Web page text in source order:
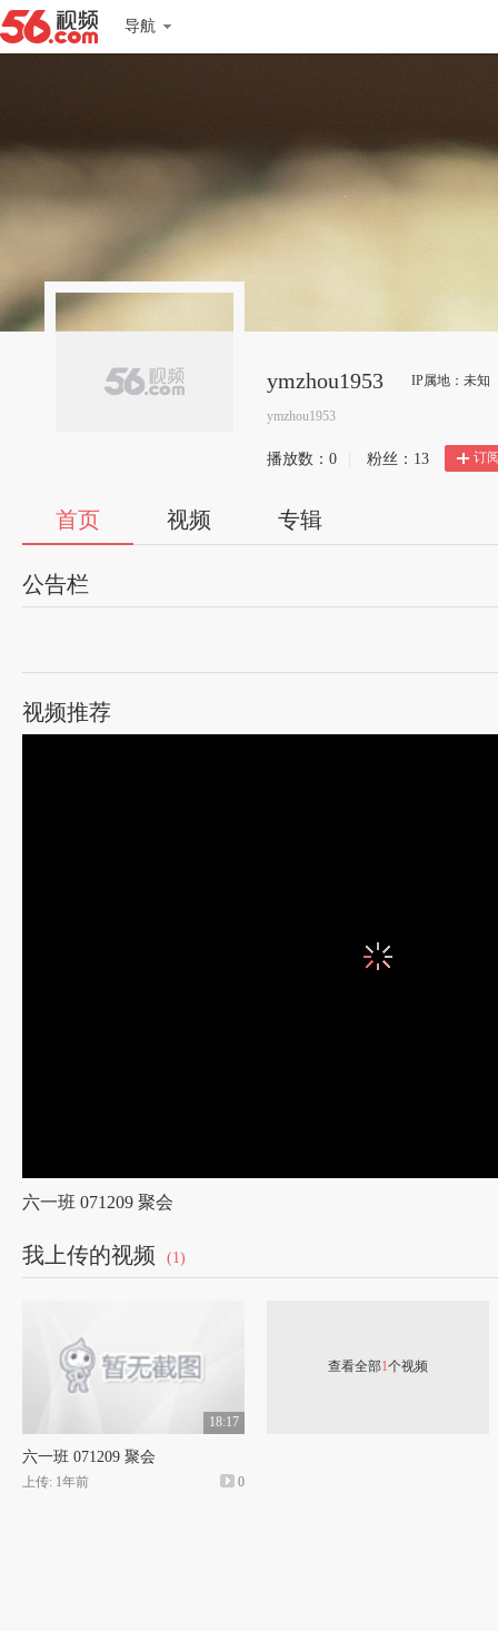
导航
ymzhou1953 IP属地：未知
ymzhou1953
播放数： 0 粉丝： 13 订
首页 视频 专辑
公告栏
视频推荐
六一班 071209 聚会
我上传的视频 (1)
18:17
六一班 071209 聚会
上传: 1年前 0
查看全部1个视频